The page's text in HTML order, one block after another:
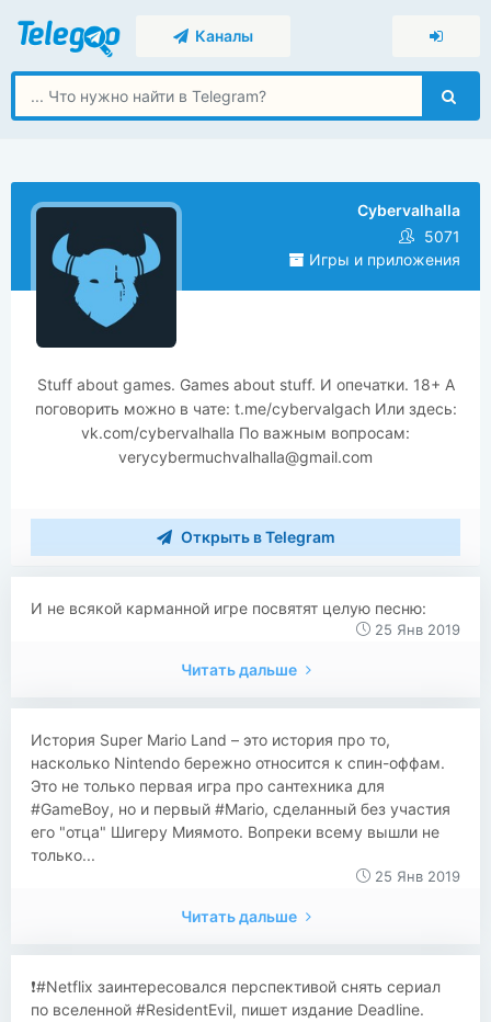
Каналы
Cybervalhalla
5071
Игры и приложения
Stuff about games. Games about stuff. И опечатки. 18+ А
поговорить можно в чате: t.me/cybervalgach Или здесь:
vk.com/cybervalhalla По важным вопросам:
verycybermuchvalhalla@gmail.com
Открыть в Telegram
И не всякой карманной игре посвятят целую песню:
25 Янв 2019
Читать дальше
История Super Mario Land – это история про то,
насколько Nintendo бережно относится к спин-оффам.
Это не только первая игра про сантехника для
#GameBoy, но и первый #Mario, сделанный без участия
его "отца" Шигеру Миямото. Вопреки всему вышли не
только...
25 Янв 2019
Читать дальше
❗️#Netflix заинтересовался перспективой снять сериал
по вселенной #ResidentEvil, пишет издание Deadline.